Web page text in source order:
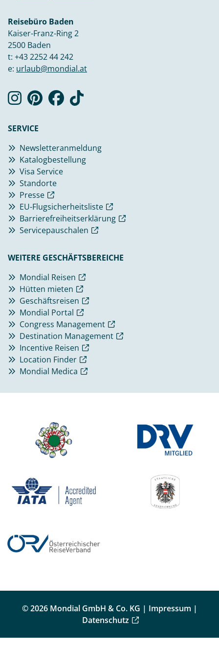
Reisebüro Baden
Kaiser-Franz-Ring 2
2500 Baden
t: +43 2252 44 242
e: urlaub@mondial.at
SERVICE
Newsletteranmeldung
Katalogbestellung
Visa Service
Standorte
Presse
EU-Flugsicherheitsliste
Barrierefreiheitserklärung
Servicepauschalen
WEITERE GESCHÄFTSBEREICHE
Mondial Reisen
Hütten mieten
Geschäftsreisen
Mondial Portal
Congress Management
Destination Management
Incentive Reisen
Location Finder
Mondial Medica
© 2026 Mondial GmbH & Co. KG | Impressum |
Datenschutz